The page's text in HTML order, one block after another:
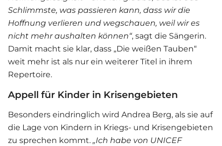
Schlimmste, was passieren kann, dass wir die
Hoffnung verlieren und wegschauen, weil wir es
nicht mehr aushalten können“, sagt die Sängerin.
Damit macht sie klar, dass „Die weißen Tauben“
weit mehr ist als nur ein weiterer Titel in ihrem
Repertoire.
Appell für Kinder in Krisengebieten
Besonders eindringlich wird Andrea Berg, als sie auf
die Lage von Kindern in Kriegs- und Krisengebieten
zu sprechen kommt. „Ich habe von UNICEF